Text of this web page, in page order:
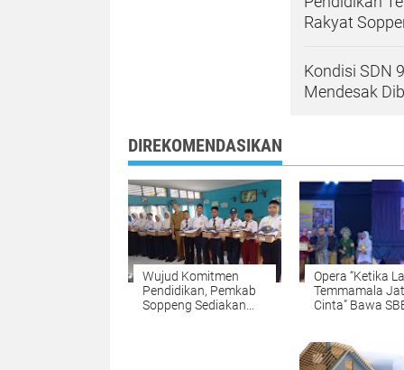
Rakyat
Kondisi SDN
Mendesak
DIREKOMENDASIKAN
Wujud Komitmen
Pendidikan, Pemkab
Soppeng Sediakan
Opera “Ketika La
Temmamala
Cinta” Bawa
2025